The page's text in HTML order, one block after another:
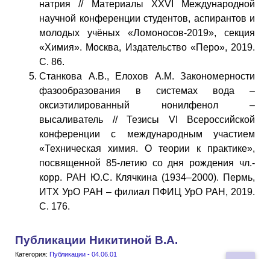
натрия // Материалы XXVI Международной
научной конференции студентов, аспирантов и
молодых учёных «Ломоносов-2019», секция
«Химия». Москва, Издательство «Перо», 2019.
С. 86.
Станкова А.В., Елохов А.М. Закономерности
фазообразования в системах вода –
оксиэтилированный нонилфенол –
высаливатель // Тезисы VI Всероссийской
конференции с международным участием
«Техническая химия. О теории к практике»,
посвященной 85-летию со дня рождения чл.-
корр. РАН Ю.С. Клячкина (1934–2000). Пермь,
ИТХ УрО РАН – филиал ПФИЦ УрО РАН, 2019.
С. 176.
Публикации Никитиной В.А.
Категория: Публикации - 04.06.01